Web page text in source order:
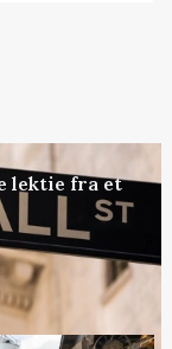
lektie fra et